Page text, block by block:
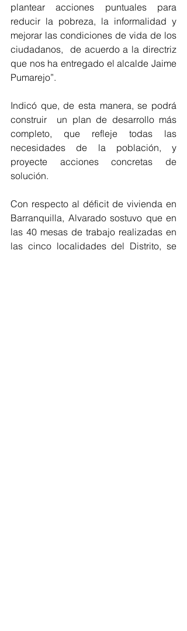
plantear acciones puntuales para
reducir la pobreza, la informalidad y
mejorar las condiciones de vida de los
ciudadanos,  de acuerdo a la directriz
que nos ha entregado el alcalde Jaime
Pumarejo”.
Indicó que, de esta manera, se podrá
construir  un plan de desarrollo más
completo, que refleje todas las
necesidades de la población, y
proyecte acciones concretas de
solución.
Con respecto al déficit de vivienda en
Barranquilla, Alvarado sostuvo que en
las 40 mesas de trabajo realizadas en
las cinco localidades del Distrito, se